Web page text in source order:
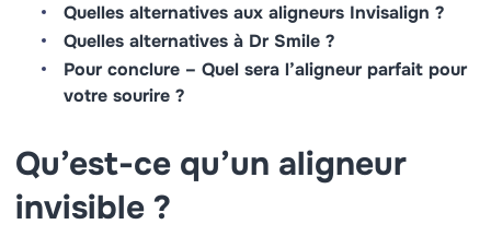
Quelles alternatives aux aligneurs Invisalign ?
Quelles alternatives à Dr Smile ?
Pour conclure – Quel sera l’aligneur parfait pour
votre sourire ?
Qu’est-ce qu’un aligneur
invisible ?